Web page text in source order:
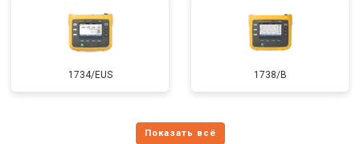
1734/EUS 1738/B